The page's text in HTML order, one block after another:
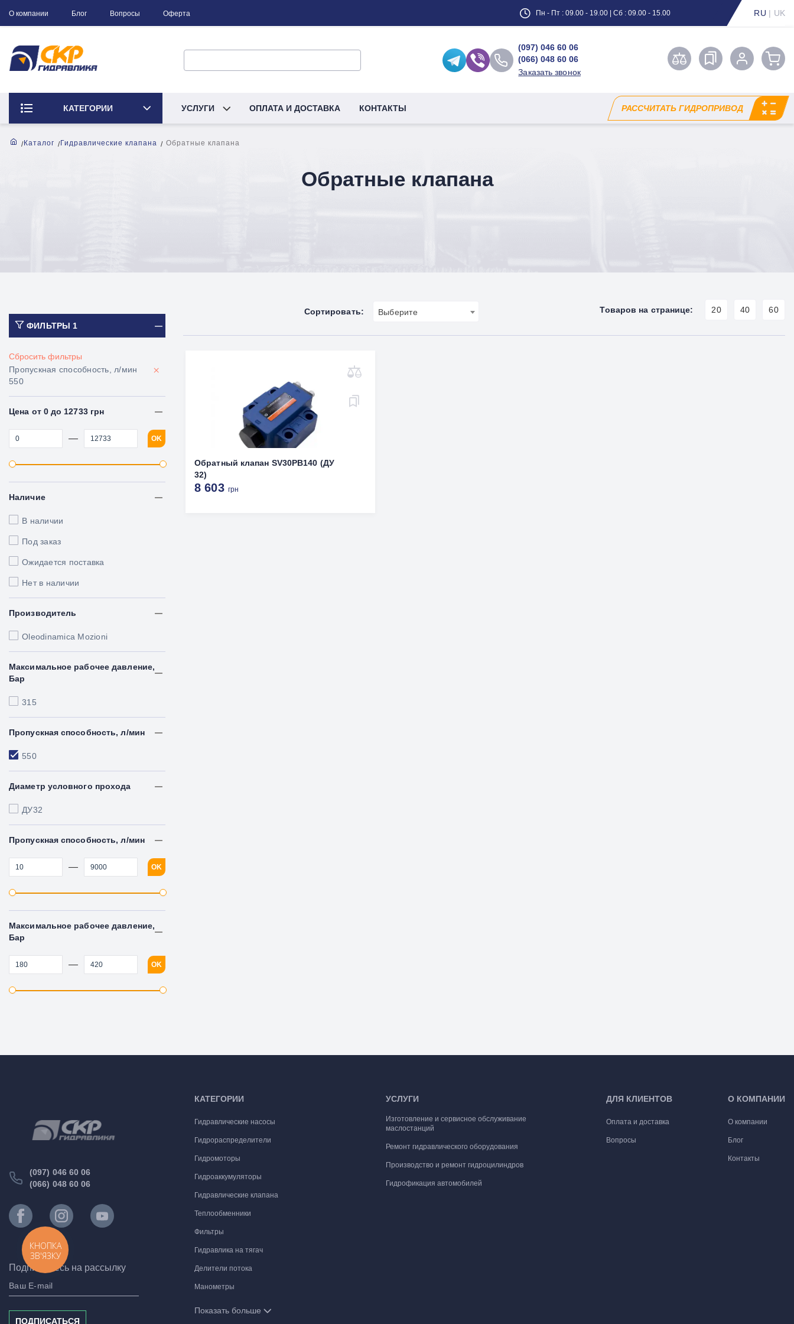
О компании Блог Вопросы Оферта Пн - Пт : 09.00 - 19.00 | Сб : 09.00 - 15.00 RU | UK
(097) 046 60 06
(066) 048 60 06
Заказать звонок
КАТЕГОРИИ УСЛУГИ ОПЛАТА И ДОСТАВКА КОНТАКТЫ РАССЧИТАТЬ ГИДРОПРИВОД
Каталог Гидравлические клапана Обратные клапана
Обратные клапана
ФИЛЬТРЫ 1
Сбросить фильтры
Пропускная способность, л/мин
550
×
Цена от 0 до 12733 грн
— OK
Наличие
В наличии
Под заказ
Ожидается поставка
Нет в наличии
Производитель
Oleodinamica Mozioni
Максимальное рабочее давление,
Бар
315
Пропускная способность, л/мин
550
Диаметр условного прохода
ДУ32
Пропускная способность, л/мин
— OK
Максимальное рабочее давление,
Бар
— OK
Сортировать: Выберите Товаров на странице: 20 40 60
Обратный клапан SV30PB140 (ДУ
32)
8 603 грн
(097) 046 60 06
(066) 048 60 06
Подпишитесь на рассылку
ПОДПИСАТЬСЯ
КАТЕГОРИИ
Гидравлические насосы
Гидрораспределители
Гидромоторы
Гидроаккумуляторы
Гидравлические клапана
Теплообменники
Фильтры
Гидравлика на тягач
Делители потока
Манометры
Показать больше
УСЛУГИ
Изготовление и сервисное обслуживание
маслостанций
Ремонт гидравлического оборудования
Производство и ремонт гидроцилиндров
Гидрофикация автомобилей
ДЛЯ КЛИЕНТОВ
Оплата и доставка
Вопросы
О КОМПАНИИ
О компании
Блог
Контакты
КНОПКА
ЗВ'ЯЗКУ